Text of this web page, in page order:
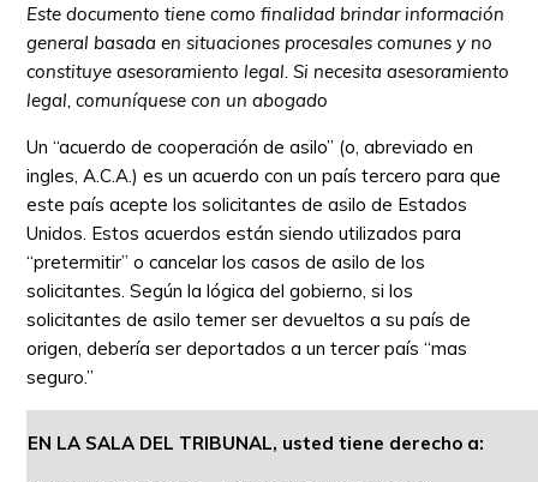
Este documento tiene como finalidad brindar información
general basada en situaciones procesales comunes y no
constituye asesoramiento legal. Si necesita asesoramiento
legal, comuníquese con un abogado
Un “acuerdo de cooperación de asilo” (o, abreviado en
ingles, A.C.A.) es un acuerdo con un país tercero para que
este país acepte los solicitantes de asilo de Estados
Unidos. Estos acuerdos están siendo utilizados para
“pretermitir” o cancelar los casos de asilo de los
solicitantes. Según la lógica del gobierno, si los
solicitantes de asilo temer ser devueltos a su país de
origen, debería ser deportados a un tercer país “mas
seguro.”
EN LA SALA DEL TRIBUNAL, usted tiene derecho a: